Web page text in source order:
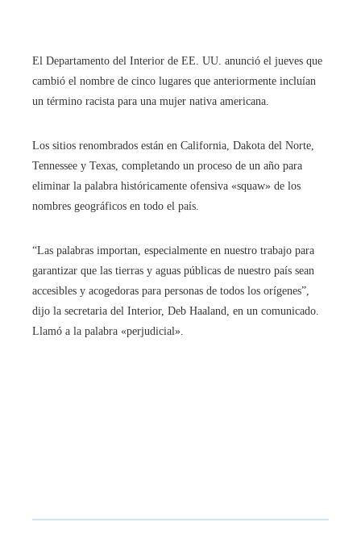
El Departamento del Interior de EE. UU. anunció el jueves que
cambió el nombre de cinco lugares que anteriormente incluían
un término racista para una mujer nativa americana.
Los sitios renombrados están en California, Dakota del Norte,
Tennessee y Texas, completando un proceso de un año para
eliminar la palabra históricamente ofensiva «squaw» de los
nombres geográficos en todo el país.
“Las palabras importan, especialmente en nuestro trabajo para
garantizar que las tierras y aguas públicas de nuestro país sean
accesibles y acogedoras para personas de todos los orígenes”,
dijo la secretaria del Interior, Deb Haaland, en un comunicado.
Llamó a la palabra «perjudicial».